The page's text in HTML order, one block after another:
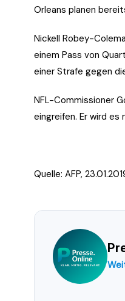
Orleans planen
Nickell Robey-
einem Pass von
einer Strafe gegen
NFL-Commissioner
eingreifen. Er wird es
Quelle: AFP,